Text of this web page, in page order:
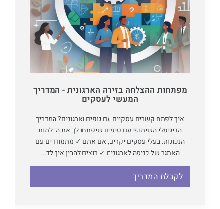
מפתחות ההצלחה בזירה הארגונית - המדריך
המעשי לעסקים
איך לפתח קשרים עסקיים עם גופים וארגונים? המדריך
הדיגיטלי השיתופי עם טיפים שיפתחו לך את הדלתות
הנכונות. בעלי עסקים יקרים, אם אתם ✓ מתמודדים עם
האתגר של כניסה לארגונים ✓ רוצים להבין איך לד...
לקבלת המדריך